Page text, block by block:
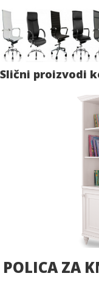
Slični proizvodi
POLICA ZA